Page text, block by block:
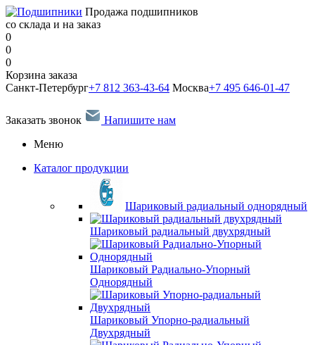
Продажа подшипников
со склада и на заказ
0
0
0
Корзина заказа
Санкт-Петербург+7 812 363-43-64 Москва+7 495 646-01-47
Заказать звонок
Напишите нам
Меню
Каталог продукции
Шариковый радиальный однорядный
Шариковый радиальный двухрядный
Шариковый Радиально-Упорный
Однорядный
Шариковый Упорно-радиальный
Двухрядный